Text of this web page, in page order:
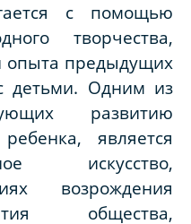
с помощью
творчества,
предыдущих
детьми. Одним из
развитию
является
искусство,
возрождения
общества,